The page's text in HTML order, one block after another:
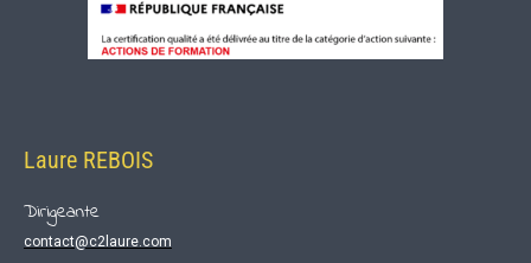
Laure REBOIS
Dirigeante
contact@c2laure.com